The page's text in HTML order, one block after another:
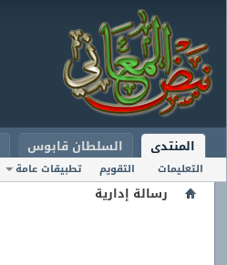
المنتدى
التعليمات التقويم تطبيقات عامة
السلطان قابوس
رسالة إدارية